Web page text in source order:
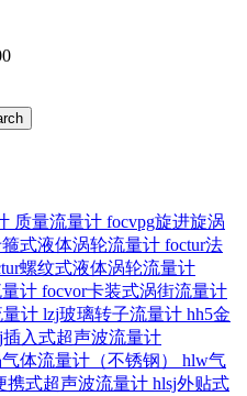
质量流量计 focvpg旋进旋涡
箍式液体涡轮流量计 foctur法
螺纹式液体涡轮流量计
计 focvor卡装式涡街流量计
量计 lzj玻璃转子流量计 hh5金
插入式超声波流量计
体流量计（不锈钢） hlw气
携式超声波流量计 hlsj外贴式